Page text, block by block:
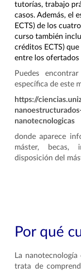
tutorías, trabajo
casos. Además, el
ECTS) de los
curso también
créditos ECTS)
entre los
Puedes
específica de este
https://
nanotecnologicas
donde aparece
máster, becas,
disposición del
Por qué
La
trata de